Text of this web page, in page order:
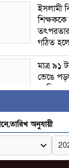
ইসলামী
শিক্ষককে
গঠিত
মাত্র ৯১
ভেঙে
কেজি
জুলাই
লক্ষ্য
রাষ্ট্রগঠন
ভোরে
অনুযায়ী